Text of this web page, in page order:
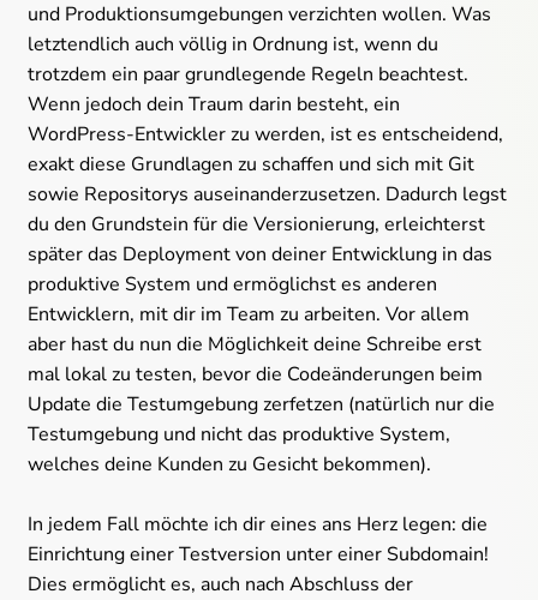
und Produktionsumgebungen verzichten wollen. Was
letztendlich auch völlig in Ordnung ist, wenn du
trotzdem ein paar grundlegende Regeln beachtest.
Wenn jedoch dein Traum darin besteht, ein
WordPress-Entwickler zu werden, ist es entscheidend,
exakt diese Grundlagen zu schaffen und sich mit Git
sowie Repositorys auseinanderzusetzen. Dadurch legst
du den Grundstein für die Versionierung, erleichterst
später das Deployment von deiner Entwicklung in das
produktive System und ermöglichst es anderen
Entwicklern, mit dir im Team zu arbeiten. Vor allem
aber hast du nun die Möglichkeit deine Schreibe erst
mal lokal zu testen, bevor die Codeänderungen beim
Update die Testumgebung zerfetzen (natürlich nur die
Testumgebung und nicht das produktive System,
welches deine Kunden zu Gesicht bekommen).
In jedem Fall möchte ich dir eines ans Herz legen: die
Einrichtung einer Testversion unter einer Subdomain!
Dies ermöglicht es, auch nach Abschluss der